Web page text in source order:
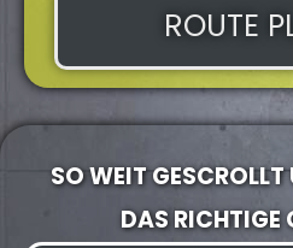
ROUTE
SO WEIT
DAS RICHTIGE